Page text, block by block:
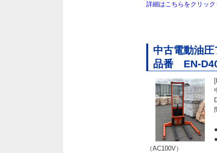
詳細はこちらをクリッ
中古電動油
品番 EN-
[
（AC100V）